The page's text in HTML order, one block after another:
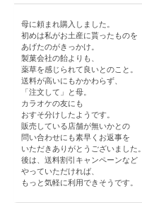
母に頼まれ購入しました。
初めは私がお土産に貰ったものを
あげたのがきっかけ。
製菓会社の飴よりも、
薬草を感じられて良いとのこと。
送料が高いにもかかわらず、
「注文して」と母。
カラオケの友にも
おすそ分けしたようです。
販売している店舗が無いかとの
問い合わせにも素早くお返事を
いただきありがとうございました。
後は、送料割引キャンペーンなど
やっていただければ、
もっと気軽に利用できそうです。